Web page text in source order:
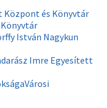
István Nagykun
Imre Egyesített
Városi